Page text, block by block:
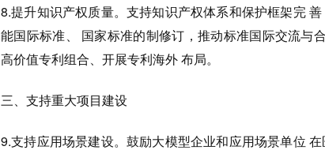
8.提升知识产权质量。支持知识产权体系和保护框架完
能国际标准、 国家标准的制修订，推动标准国际交流与
高价值专利组合、开展专利海外 布局。
三、支持重大项目建设
9.支持应用场景建设。鼓励大模型企业和应用场景单位